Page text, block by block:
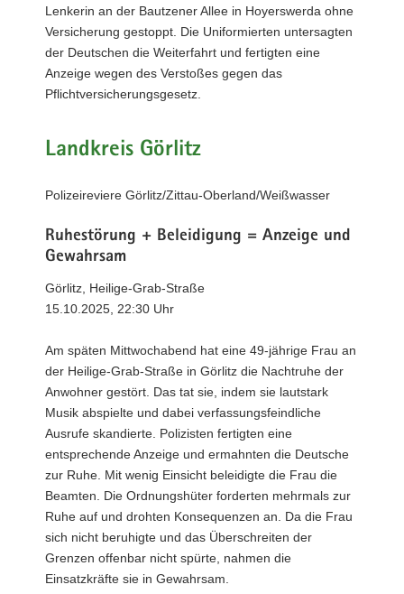
Lenkerin an der Bautzener Allee in Hoyerswerda ohne
Versicherung gestoppt. Die Uniformierten untersagten
der Deutschen die Weiterfahrt und fertigten eine
Anzeige wegen des Verstoßes gegen das
Pflichtversicherungsgesetz.
Landkreis Görlitz
Polizeireviere Görlitz/Zittau-Oberland/Weißwasser
Ruhestörung + Beleidigung = Anzeige und
Gewahrsam
Görlitz, Heilige-Grab-Straße
15.10.2025, 22:30 Uhr
Am späten Mittwochabend hat eine 49-jährige Frau an
der Heilige-Grab-Straße in Görlitz die Nachtruhe der
Anwohner gestört. Das tat sie, indem sie lautstark
Musik abspielte und dabei verfassungsfeindliche
Ausrufe skandierte. Polizisten fertigten eine
entsprechende Anzeige und ermahnten die Deutsche
zur Ruhe. Mit wenig Einsicht beleidigte die Frau die
Beamten. Die Ordnungshüter forderten mehrmals zur
Ruhe auf und drohten Konsequenzen an. Da die Frau
sich nicht beruhigte und das Überschreiten der
Grenzen offenbar nicht spürte, nahmen die
Einsatzkräfte sie in Gewahrsam.